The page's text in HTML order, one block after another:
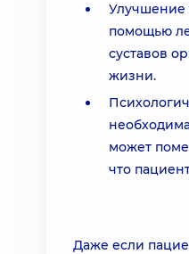
Улучшение
помощью
суставов
жизни.
может
что
Даже если